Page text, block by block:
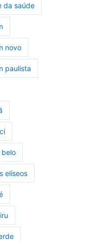
da saúde
novo
paulista
elíseos